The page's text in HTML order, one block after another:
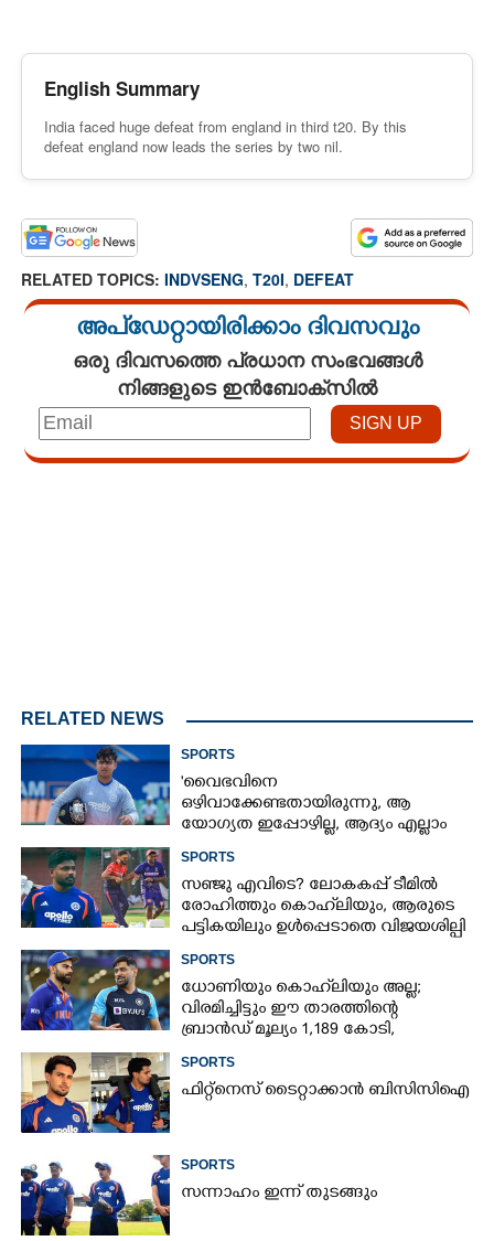
English Summary
India faced huge defeat from england in third t20. By this
defeat england now leads the series by two nil.
RELATED TOPICS: INDVSENG, T20I, DEFEAT
അപ്ഡേറ്റായിരിക്കാം ദിവസവും
ഒരു ദിവസത്തെ പ്രധാന സംഭവങ്ങൾ
നിങ്ങളുടെ ഇൻബോക്സിൽ
RELATED NEWS
SPORTS
'വൈഭവിനെ
ഒഴിവാക്കേണ്ടതായിരുന്നു,​ ആ
യോഗ്യത ഇപ്പോഴില്ല, ആദ്യം എല്ലാം
ക്രിക്കറ്റ് താരം
SPORTS
സഞ്ജു എവിടെ? ലോകകപ്പ് ടീമിൽ
രോഹിത്തും കൊഹ്‌ലിയും, ആരുടെ
പട്ടികയിലും ഉൾപ്പെടാതെ വിജയശില്പി
SPORTS
ധോണിയും കൊഹ്‌ലിയും അല്ല;
വിരമിച്ചിട്ടും ഈ താരത്തിന്റെ
ബ്രാൻഡ് മൂല്യം 1,189 കോടി,
SPORTS
ഫിറ്റ്നെസ് ടൈറ്റാക്കാൻ ബിസിസിഐ
SPORTS
സന്നാഹം ഇന്ന് തുടങ്ങും